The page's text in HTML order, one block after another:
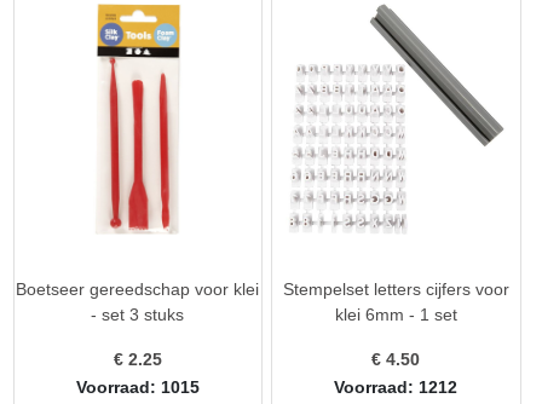
Boetseer gereedschap voor klei
- set 3 stuks
€ 2.25
Voorraad: 1015
Stempelset letters cijfers voor
klei 6mm - 1 set
€4.50
Voorraad: 1212